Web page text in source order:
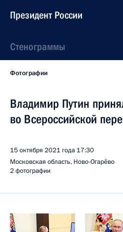
Президент России
Стенограммы
Фотографии
Владимир Путин
во Всероссийской
15 октября 2021 года 17:30
Московская область, Ново-Огарёво
2 фотографии